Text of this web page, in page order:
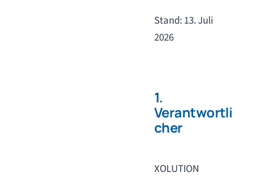
Stand: 13. Juli
2026
1.
Verantwortli
cher
XOLUTION